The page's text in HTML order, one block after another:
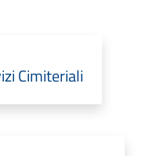
Cimiteriali